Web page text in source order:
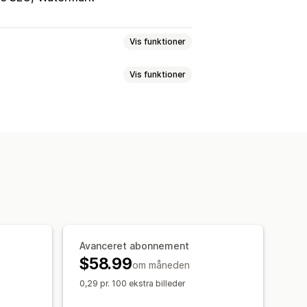
Vis funktioner
Vis funktioner
Avanceret abonnement
$58.99om måneden
0,29 pr. 100 ekstra billeder